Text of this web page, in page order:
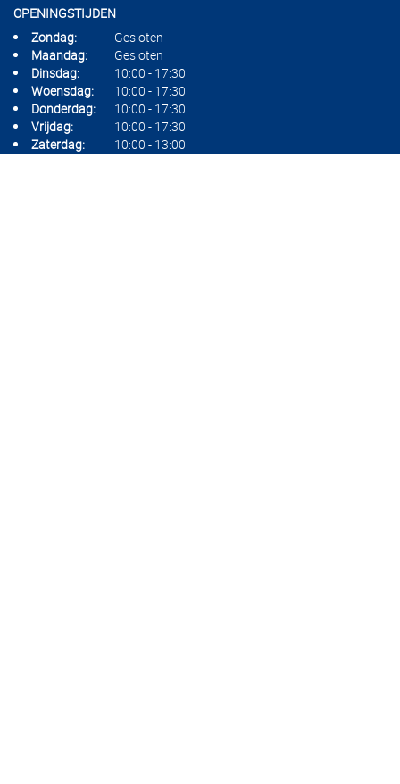
OPENINGSTIJDEN
Zondag:
Gesloten
Maandag:
Gesloten
Dinsdag:
10:00 - 17:30
Woensdag:
10:00 - 17:30
Donderdag:
10:00 - 17:30
Vrijdag:
10:00 - 17:30
Zaterdag:
10:00 - 13:00